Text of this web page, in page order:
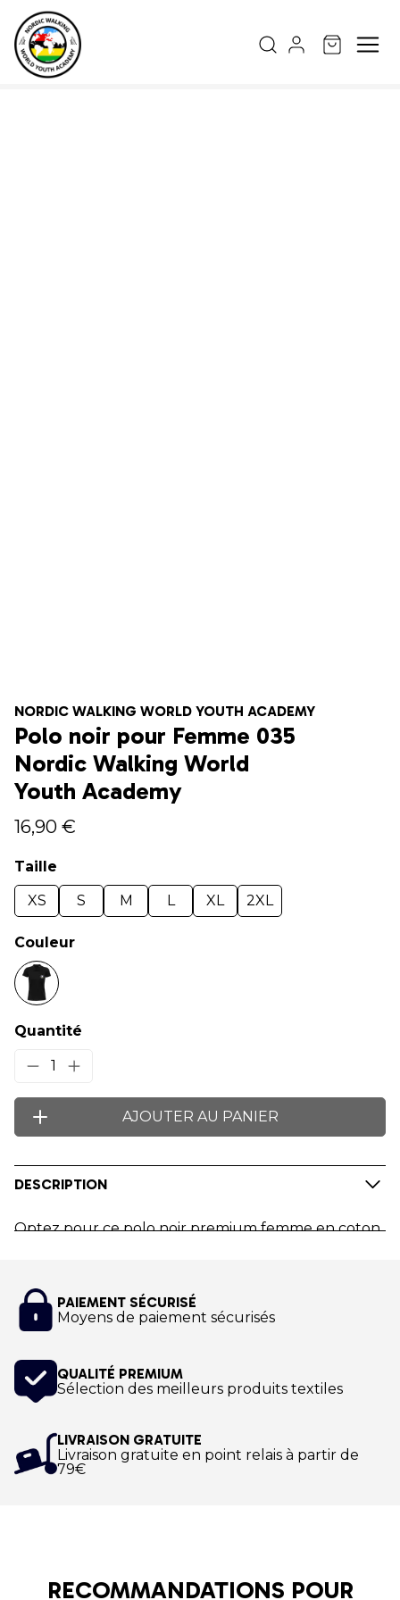
NORDIC WALKING WORLD YOUTH ACADEMY
Polo noir pour Femme 035
Nordic Walking World
Youth Academy
16,90 €
Taille
XS
S M L XL 2XL
Couleur
Quantité
1
AJOUTER AU PANIER
DESCRIPTION
Optez pour ce polo noir premium femme en coton
PAIEMENT SÉCURISÉ
Moyens de paiement sécurisés
QUALITÉ PREMIUM
Sélection des meilleurs produits textiles
LIVRAISON GRATUITE
Livraison gratuite en point relais à partir de
79€
RECOMMANDATIONS POUR